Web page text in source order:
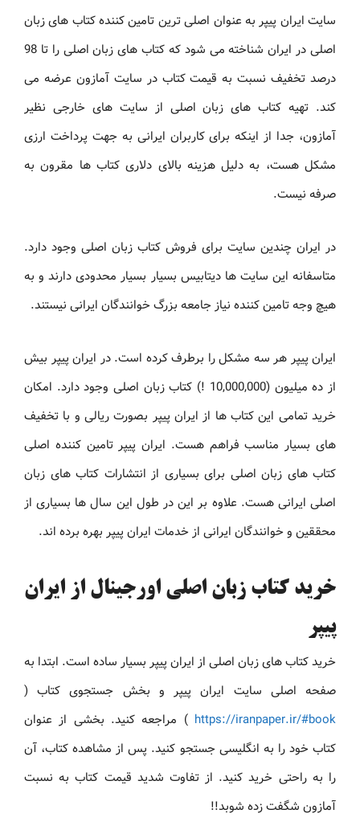
سایت ایران پیپر به عنوان اصلی ترین تامین کننده کتاب های زبان
اصلی در ایران شناخته می شود که کتاب های زبان اصلی را تا 98
درصد تخفیف نسبت به قیمت کتاب در سایت آمازون عرضه می
کند. تهیه کتاب های زبان اصلی از سایت های خارجی نظیر
آمازون، جدا از اینکه برای کاربران ایرانی به جهت پرداخت ارزی
مشکل هست، به دلیل هزینه بالای دلاری کتاب ها مقرون به
صرفه نیست.
در ایران چندین سایت برای فروش کتاب زبان اصلی وجود دارد.
متاسفانه این سایت ها دیتابیس بسیار بسیار محدودی دارند و به
هیچ وجه تامین کننده نیاز جامعه بزرگ خوانندگان ایرانی نیستند.
ایران پیپر هر سه مشکل را برطرف کرده است. در ایران پیپر بیش
از ده میلیون (10,000,000 !) کتاب زبان اصلی وجود دارد. امکان
خرید تمامی این کتاب ها از ایران پیپر بصورت ریالی و با تخفیف
های بسیار مناسب فراهم هست. ایران پیپر تامین کننده اصلی
کتاب های زبان اصلی برای بسیاری از انتشارات کتاب های زبان
اصلی ایرانی هست. علاوه بر این در طول این سال ها بسیاری از
محققین و خوانندگان ایرانی از خدمات ایران پیپر بهره برده اند.
خرید کتاب زبان اصلی اورجینال از ایران
پیپر
خرید کتاب های زبان اصلی از ایران پیپر بسیار ساده است. ابتدا به
صفحه اصلی سایت ایران پیپر و بخش جستجوی کتاب (
https://iranpaper.ir/#book ) مراجعه کنید. بخشی از عنوان
کتاب خود را به انگلیسی جستجو کنید. پس از مشاهده کتاب، آن
را به راحتی خرید کنید. از تفاوت شدید قیمت کتاب به نسبت
آمازون شگفت زده شوبد!!